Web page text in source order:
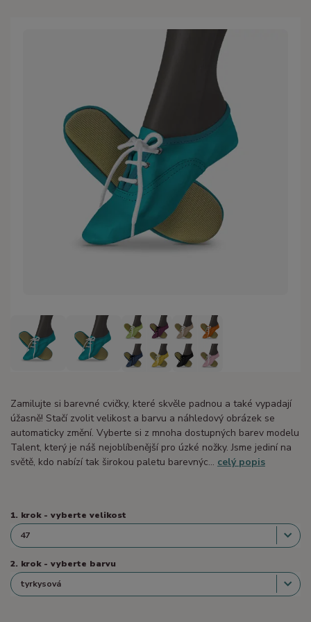
Zamilujte si barevné cvičky, které skvěle padnou a také vypadají
úžasně! Stačí zvolit velikost a barvu a náhledový obrázek se
automaticky změní. Vyberte si z mnoha dostupných barev modelu
Talent, který je náš nejoblíbenější pro úzké nožky. Jsme jediní na
světě, kdo nabízí tak širokou paletu barevnýc... celý popis
1. krok - vyberte velikost
2. krok - vyberte barvu